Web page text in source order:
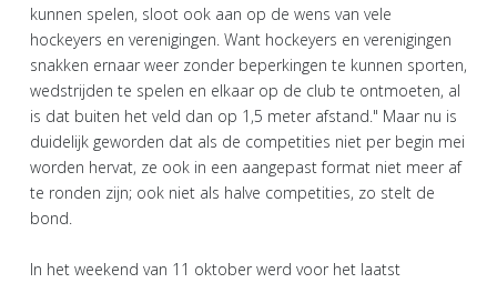
kunnen spelen, sloot ook aan op de wens van vele
hockeyers en verenigingen. Want hockeyers en verenigingen
snakken ernaar weer zonder beperkingen te kunnen sporten,
wedstrijden te spelen en elkaar op de club te ontmoeten, al
is dat buiten het veld dan op 1,5 meter afstand." Maar nu is
duidelijk geworden dat als de competities niet per begin mei
worden hervat, ze ook in een aangepast format niet meer af
te ronden zijn; ook niet als halve competities, zo stelt de
bond.
In het weekend van 11 oktober werd voor het laatst